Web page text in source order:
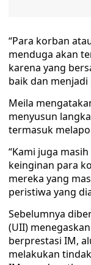
“Para korban
menduga akan
karena yang
baik dan menjadi
Meila
menyusun
termasuk
“Kami juga
keinginan para
mereka yang
peristiwa yang
Sebelumnya
(UII)
berprestasi IM,
melakukan